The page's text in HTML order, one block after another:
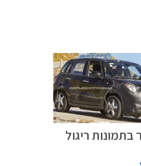
בתמונות ריגול